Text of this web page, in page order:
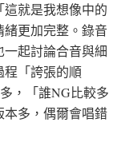
就是我想像中的
更加完整。錄音
起討論合音與細
程「誇張的順
，「誰NG比較多
多，偶爾會唱錯